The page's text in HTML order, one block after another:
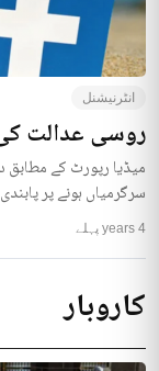
انٹرنیشنل
روسی عدالت کی
میڈیا رپورٹ کے مطابق
سرگرمیاں ہونے پر
4 years پہلے
کاروبار